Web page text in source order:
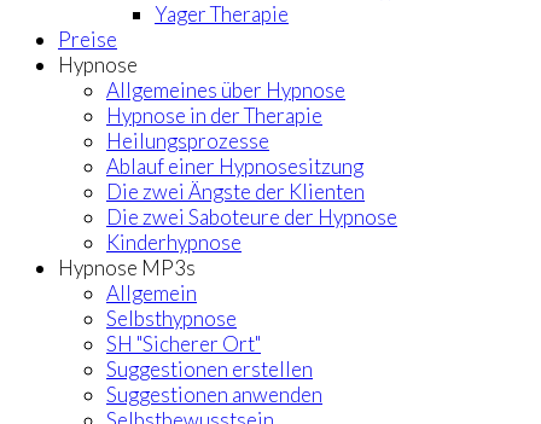
Yager Therapie
Preise
Hypnose
Allgemeines über Hypnose
Hypnose in der Therapie
Heilungsprozesse
Ablauf einer Hypnosesitzung
Die zwei Ängste der Klienten
Die zwei Saboteure der Hypnose
Kinderhypnose
Hypnose MP3s
Allgemein
Selbsthypnose
SH "Sicherer Ort"
Suggestionen erstellen
Suggestionen anwenden